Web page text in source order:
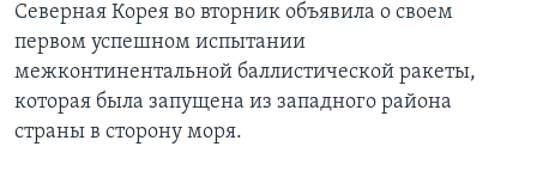
Северная Корея во вторник объявила о своем
первом успешном испытании
межконтинентальной баллистической ракеты,
которая была запущена из западного района
страны в сторону моря.